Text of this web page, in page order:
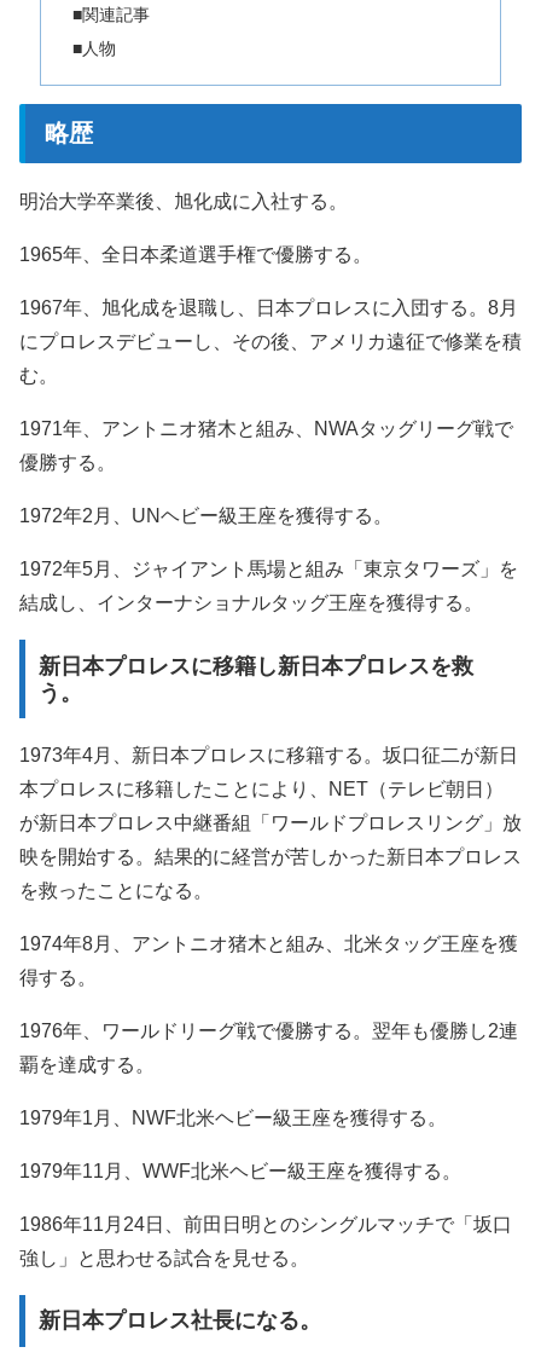
■関連記事
■人物
略歴
明治大学卒業後、旭化成に入社する。
1965年、全日本柔道選手権で優勝する。
1967年、旭化成を退職し、日本プロレスに入団する。8月
にプロレスデビューし、その後、アメリカ遠征で修業を積
む。
1971年、アントニオ猪木と組み、NWAタッグリーグ戦で
優勝する。
1972年2月、UNヘビー級王座を獲得する。
1972年5月、ジャイアント馬場と組み「東京タワーズ」を
結成し、インターナショナルタッグ王座を獲得する。
新日本プロレスに移籍し新日本プロレスを救
う。
1973年4月、新日本プロレスに移籍する。坂口征二が新日
本プロレスに移籍したことにより、NET（テレビ朝日）
が新日本プロレス中継番組「ワールドプロレスリング」放
映を開始する。結果的に経営が苦しかった新日本プロレス
を救ったことになる。
1974年8月、アントニオ猪木と組み、北米タッグ王座を獲
得する。
1976年、ワールドリーグ戦で優勝する。翌年も優勝し2連
覇を達成する。
1979年1月、NWF北米ヘビー級王座を獲得する。
1979年11月、WWF北米ヘビー級王座を獲得する。
1986年11月24日、前田日明とのシングルマッチで「坂口
強し」と思わせる試合を見せる。
新日本プロレス社長になる。